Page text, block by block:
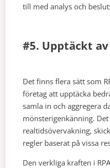
till med analys och
#5. Upptäckt
Det finns flera sätt som
företag att upptäcka
samla in och aggregera
mönsterigenkänning.
realtidsövervakning,
regler baserat på vissa
Den verkliga kraften i